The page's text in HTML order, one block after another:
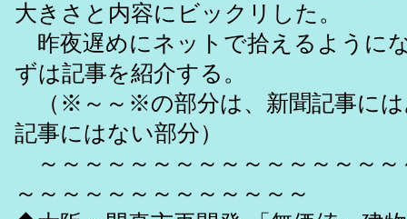
大きさと内容にビックリした。
昨夜遅めにネットで拾えるように
ずは記事を紹介する。
（※～～※の部分は、新聞記事には
記事にはない部分）
～～～～～～～～～～～～～～～～
～～～～～～～～～～～～～